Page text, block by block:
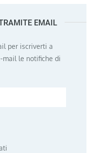
EMAIL
per iscriverti a
mail le notifiche di